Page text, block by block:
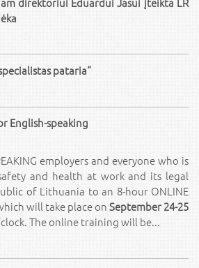
pataria“
English-speaking
employers and everyone who is
and health at work and its legal
of Lithuania to an 8-hour ONLINE
will take place onSeptember 24-25
The online training will be...